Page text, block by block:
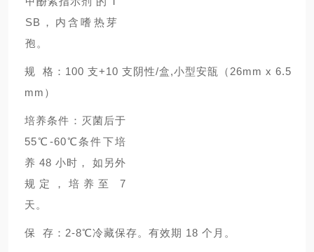
SB，内含嗜热芽
孢。
规 格：100 支+10 支阴性/盒,小型安瓿（26mm x 6.5
mm）
培养条件：灭菌后于
55℃-60℃条件下培
养 48 小时， 如另外
规定，培养至 7
天。
保 存：2-8℃冷藏保存。有效期 18 个月。